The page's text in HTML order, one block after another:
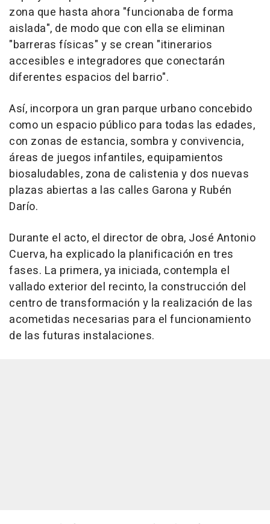
zona que hasta ahora "funcionaba de forma
aislada", de modo que con ella se eliminan
"barreras físicas" y se crean "itinerarios
accesibles e integradores que conectarán
diferentes espacios del barrio".
Así, incorpora un gran parque urbano concebido
como un espacio público para todas las edades,
con zonas de estancia, sombra y convivencia,
áreas de juegos infantiles, equipamientos
biosaludables, zona de calistenia y dos nuevas
plazas abiertas a las calles Garona y Rubén
Darío.
Durante el acto, el director de obra, José Antonio
Cuerva, ha explicado la planificación en tres
fases. La primera, ya iniciada, contempla el
vallado exterior del recinto, la construcción del
centro de transformación y la realización de las
acometidas necesarias para el funcionamiento
de las futuras instalaciones.